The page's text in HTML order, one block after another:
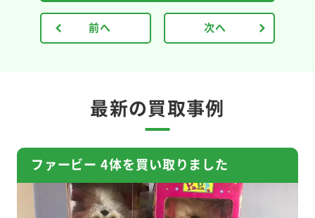
前へ 次へ
最新の買取事例
ファービー 4体を買い取りました